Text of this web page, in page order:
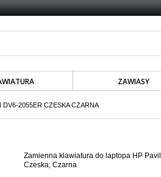
ZAWIASY
DV6-2055ER CZESKA CZARNA
Zamienna klawiatura do laptopa HP
Czeska, Czarna